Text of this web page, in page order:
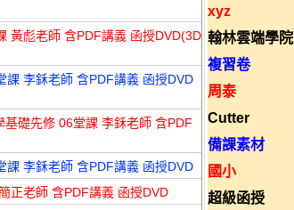
黃彪老師 含PDF講義 函授DVD(3D
課 李鉌老師 含PDF講義 函授DVD
礎先修 06堂課 李鉌老師 含PDF
課 李鉌老師 含PDF講義 函授DVD
正老師 含PDF講義 函授DVD
xyz
翰林雲端學院
複習卷
周泰
Cutter
備課素材
國小
超級函授